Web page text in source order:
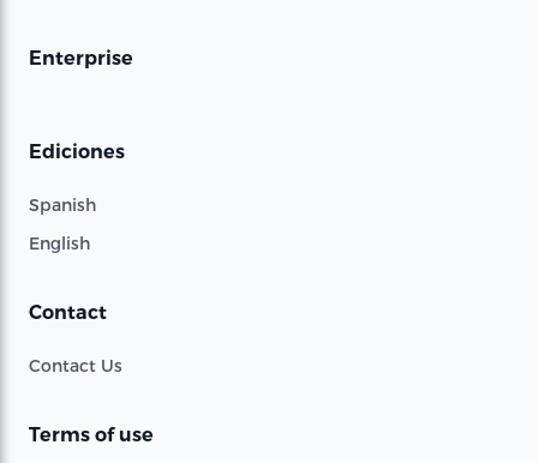
Enterprise
Ediciones
Spanish
English
Contact
Contact Us
Terms of use